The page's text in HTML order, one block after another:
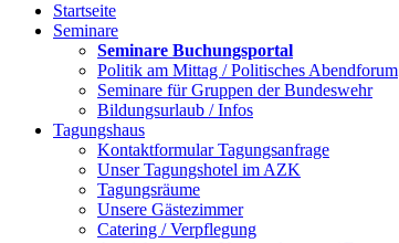
Startseite
Seminare
Seminare Buchungsportal
Politik am Mittag / Politisches Abendforum
Seminare für Gruppen der Bundeswehr
Bildungsurlaub / Infos
Tagungshaus
Kontaktformular Tagungsanfrage
Unser Tagungshotel im AZK
Tagungsräume
Unsere Gästezimmer
Catering / Verpflegung